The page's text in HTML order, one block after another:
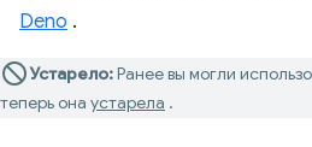
Deno .
Устарело:Ранее вы могли
теперь она устарела .